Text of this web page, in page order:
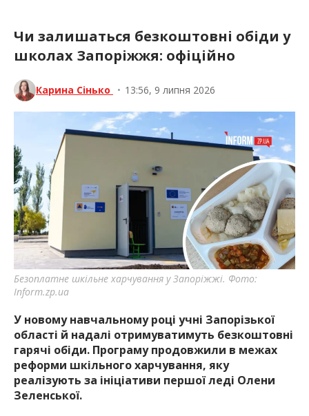
Чи залишаться безкоштовні обіди у
школах Запоріжжя: офіційно
Карина Сінько • 13:56, 9 липня 2026
Безоплатне шкільне харчування у Запоріжжі. Фото:
Inform.zp.ua
У новому навчальному році учні Запорізької
області й надалі отримуватимуть безкоштовні
гарячі обіди. Програму продовжили в межах
реформи шкільного харчування, яку
реалізують за ініціативи першої леді Олени
Зеленської.